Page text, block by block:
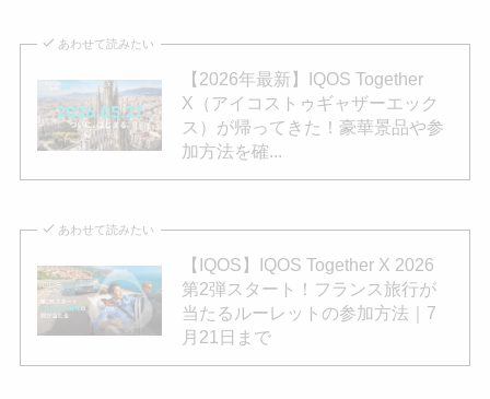
あわせて読みたい
【2026年最新】IQOS Together
X（アイコストゥギャザーエック
ス）が帰ってきた！豪華景品や参
加方法を確...
あわせて読みたい
【IQOS】IQOS Together X 2026
第2弾スタート！フランス旅行が
当たるルーレットの参加方法｜7
月21日まで